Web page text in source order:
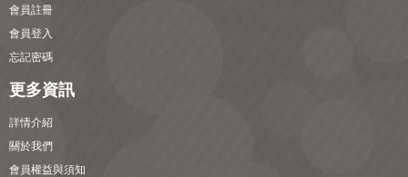
會員註冊
會員登入
忘記密碼
更多資訊
詳情介紹
關於我們
會員權益與須知